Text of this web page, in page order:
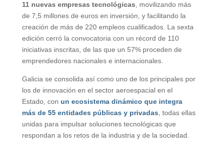
11 nuevas empresas tecnológicas, movilizando más
de 7,5 millones de euros en inversión, y facilitando la
creación de más de 220 empleos cualificados. La sexta
edición cerró la convocatoria con un récord de 110
iniciativas inscritas, de las que un 57% proceden de
emprendedores nacionales e internacionales.
Galicia se consolida así como uno de los principales por
los de innovación en el sector aeroespacial en el
Estado, con un ecosistema dinámico que integra
más de 55 entidades públicas y privadas, todas ellas
unidas para impulsar soluciones tecnológicas que
respondan a los retos de la industria y de la sociedad.